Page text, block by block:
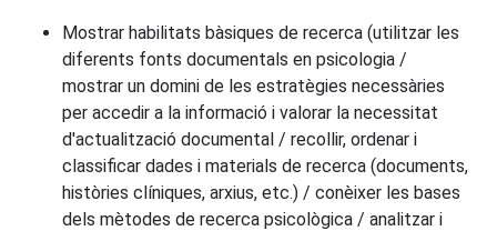
Mostrar habilitats bàsiques de recerca (utilitzar les
diferents fonts documentals en psicologia /
mostrar un domini de les estratègies necessàries
per accedir a la informació i valorar la necessitat
d'actualització documental / recollir, ordenar i
classificar dades i materials de recerca (documents,
històries clíniques, arxius, etc.) / conèixer les bases
dels mètodes de recerca psicològica / analitzar i